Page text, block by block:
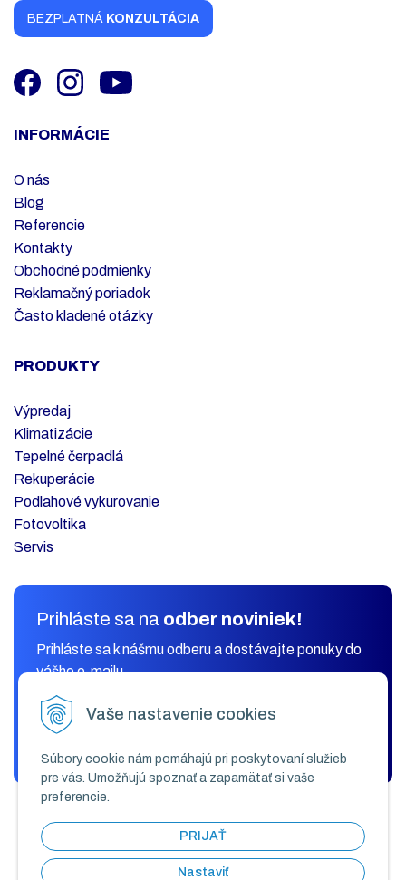
Vaše nastavenie cookies
Súbory cookie nám pomáhajú pri poskytovaní služieb
pre vás. Umožňujú spoznať a zapamätať si vaše
preferencie.
PRIJAŤ
Nastaviť
BEZPLATNÁ KONZULTÁCIA
INFORMÁCIE
O nás
Blog
Referencie
Kontakty
Obchodné podmienky
Reklamačný poriadok
Často kladené otázky
PRODUKTY
Výpredaj
Klimatizácie
Tepelné čerpadlá
Rekuperácie
Podlahové vykurovanie
Fotovoltika
Servis
Prihláste sa na odber noviniek!
Prihláste sa k nášmu odberu a dostávajte ponuky do
vášho e-mailu.